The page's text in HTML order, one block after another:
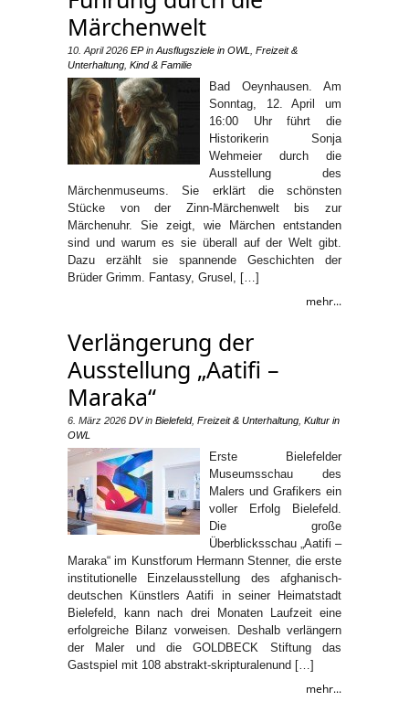
Märchenwelt
10. April 2026 EPin Ausflugsziele in OWL
Freizeit &
Unterhaltung Kind & Familie
Bad Oeynhausen. Am
Sonntag, 12. April um
16:00 Uhr führt die
Historikerin Sonja
Wehmeier durch die
Ausstellung des
Märchenmuseums. Sie erklärt die schönsten
Stücke von der Zinn-Märchenwelt bis zur
Märchenuhr. Sie zeigt, wie Märchen entstanden
sind und warum es sie überall auf der Welt gibt.
Dazu erzählt sie spannende Geschichten der
Brüder Grimm. Fantasy, Grusel, […]
mehr...
Verlängerung der
Ausstellung „Aatifi –
Maraka“
6. März 2026 DVin Bielefeld, Freizeit & Unterhaltung Kultur in
OWL
Erste Bielefelder
Museumsschau des
Malers und Grafikers ein
voller Erfolg Bielefeld.
Die große
Überblicksschau „Aatifi –
Maraka“ im Kunstforum Hermann Stenner, die erste
institutionelle Einzelausstellung des afghanisch-
deutschen Künstlers Aatifi in seiner Heimatstadt
Bielefeld, kann nach drei Monaten Laufzeit eine
erfolgreiche Bilanz vorweisen. Deshalb verlängern
der Maler und die GOLDBECK Stiftung das
Gastspiel mit 108 abstrakt-skripturalenund […]
mehr...